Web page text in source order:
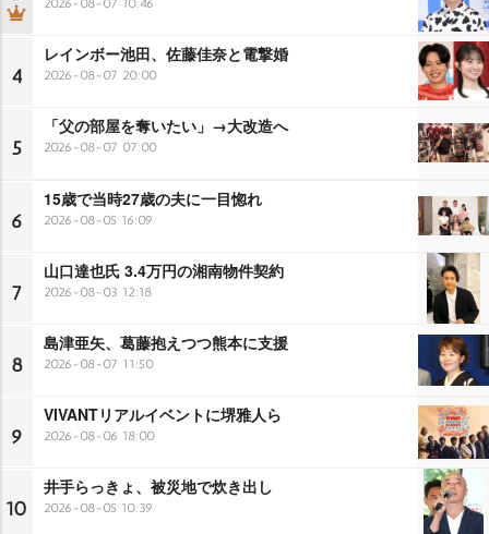
2026-08-07 10:46
4
レインボー池田、佐藤佳奈と電撃婚
2026-08-07 20:00
5
「父の部屋を奪いたい」→大改造へ
2026-08-07 07:00
6
15歳で当時27歳の夫に一目惚れ
2026-08-05 16:09
7
山口達也氏 3.4万円の湘南物件契約
2026-08-03 12:18
8
島津亜矢、葛藤抱えつつ熊本に支援
2026-08-07 11:50
9
VIVANTリアルイベントに堺雅人ら
2026-08-06 18:00
10
井手らっきょ、被災地で炊き出し
2026-08-05 10:39